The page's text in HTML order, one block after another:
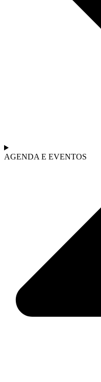
AGENDA E EVENTOS